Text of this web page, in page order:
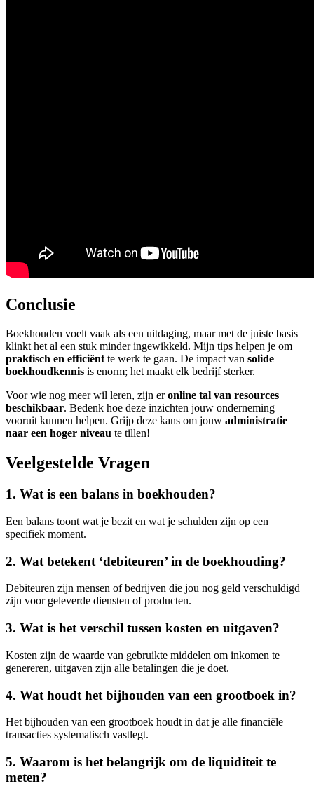
Conclusie
Boekhouden voelt vaak als een uitdaging, maar met de juiste basis
klinkt het al een stuk minder ingewikkeld. Mijn tips helpen je om
praktisch en efficiëntte werk te gaan. De impact van solide
boekhoudkennis is enorm; het maakt elk bedrijf sterker.
Voor wie nog meer wil leren, zijn eronline tal van resources
beschikbaar. Bedenk hoe deze inzichten jouw onderneming
vooruit kunnen helpen. Grijp deze kans om jouw administratie
naar een hoger niveau te tillen!
Veelgestelde Vragen
1. Wat is een balans in boekhouden?
Een balans toont wat je bezit en wat je schulden zijn op een
specifiek moment.
2. Wat betekent ‘debiteuren’ in de boekhouding?
Debiteuren zijn mensen of bedrijven die jou nog geld verschuldigd
zijn voor geleverde diensten of producten.
3. Wat is het verschil tussen kosten en uitgaven?
Kosten zijn de waarde van gebruikte middelen om inkomen te
genereren, uitgaven zijn alle betalingen die je doet.
4. Wat houdt het bijhouden van een grootboek in?
Het bijhouden van een grootboek houdt in dat je alle financiële
transacties systematisch vastlegt.
5. Waarom is het belangrijk om de liquiditeit te
meten?